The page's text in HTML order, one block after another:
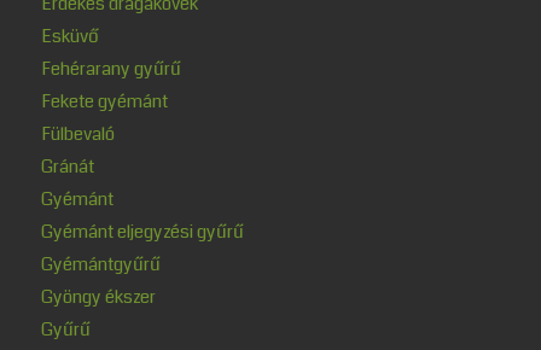
Esküvő
Fehérarany gyűrű
Fekete gyémánt
Fülbevaló
Gránát
Gyémánt
Gyémánt eljegyzési gyűrű
Gyémántgyűrű
Gyöngy ékszer
Gyűrű